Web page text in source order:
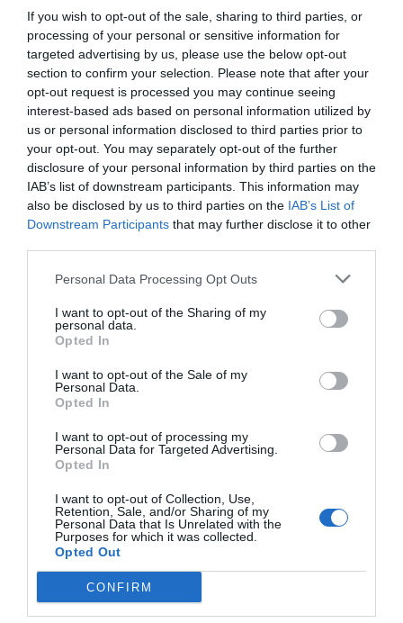
If you wish to opt-out of the sale, sharing to third parties, or
processing of your personal or sensitive information for
targeted advertising by us, please use the below opt-out
section to confirm your selection. Please note that after your
opt-out request is processed you may continue seeing
interest-based ads based on personal information utilized by
us or personal information disclosed to third parties prior to
your opt-out. You may separately opt-out of the further
disclosure of your personal information by third parties on the
IAB’s list of downstream participants. This information may
also be disclosed by us to third parties on the IAB’s List of
Downstream Participants that may further disclose it to other
Personal Data Processing Opt Outs
I want to opt-out of the Sharing of my
personal data.
Opted In
I want to opt-out of the Sale of my
Personal Data.
Opted In
I want to opt-out of processing my
Personal Data for Targeted Advertising.
Opted In
I want to opt-out of Collection, Use,
Retention, Sale, and/or Sharing of my
Personal Data that Is Unrelated with the
Purposes for which it was collected.
Opted Out
CONFIRM
Dado por terminado el conflicto, en el año1940
valientes pusieron toda la carne en el asador para
salvar todo lo conseguido con el esfuerzo de la
Club. España estaba devastada por la guerra,
fueronhéroes de las dos ruedaspues, con escasos
recursos, carreteras de tierra, bicicletas
rudimentarias las cuales obligaban a reparaciones en
ocasiones tan difíciles como constantes. Es imposible
no dar las gracias a determinados caballeros quienes
hicieron posible la reconstrucción del club.
Ellos
los años más complicados de su historia.